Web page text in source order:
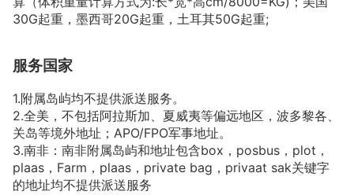
30G起重，墨西哥20G起重，土耳其50G起重;
服务国家
1.附属岛屿均不提供派送服务。
2.全美，不包括阿拉斯加、夏威夷等偏远地区，波多黎各、
关岛等境外地址；APO/FPO军事地址。
3.南非：南非附属岛屿和地址包含box，posbus，plot，
plaas，Farm，plaas，private bag，privaat sak关键字
的地址均不提供派送服务